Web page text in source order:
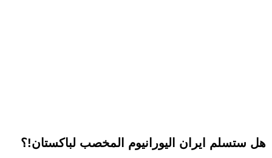
هل ستسلم ايران اليورانيوم المخصب لباكستان!؟